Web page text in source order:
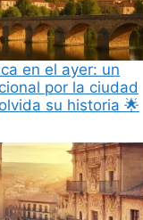
en el ayer: un
por la ciudad
su historia 🌟